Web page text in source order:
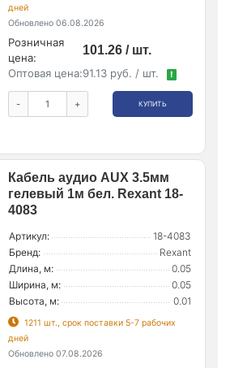
дней
Обновлено 06.08.2026
Розничная
цена:
101.26 / шт.
Оптовая цена:91.13 руб. / шт. !
- + КУПИТЬ
Кабель аудио AUX 3.5мм
гелевый 1м бел. Rexant 18-
4083
Артикул:
18-4083
Бренд:
Rexant
Длина, м:
0.05
Ширина, м:
0.05
Высота, м:
0.01
1211 шт., срок поставки 5-7 рабочих
дней
Обновлено 07.08.2026